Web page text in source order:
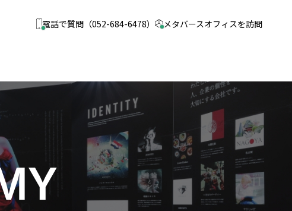
電話で質問 （052-684-6478） メタバースオフィスを訪問